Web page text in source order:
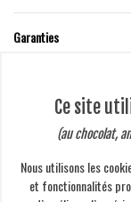
Garanties
VOTRE COMPTE
EN SAVOIR PLUS
Ce site
(au chocolat,
Nous utilisons les
et fonctionnalités